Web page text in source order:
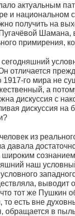
актуальным
и национальном
получить на
Шамана,
примирения,
1917-го мира не
а
дискуссия с
дискуссия на
из
давала
наш
выводит
тот же Пушкин
то есть вне
обращается в